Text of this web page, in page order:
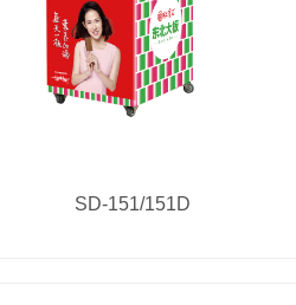
SD-151/151D